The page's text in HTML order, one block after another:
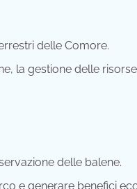
delle Comore.
la gestione delle risorse
delle balene.
e generare benefici